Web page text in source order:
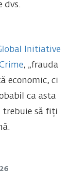
dvs.
Initiative
, „frauda
economic, ci
ca asta
trebuie să fiți